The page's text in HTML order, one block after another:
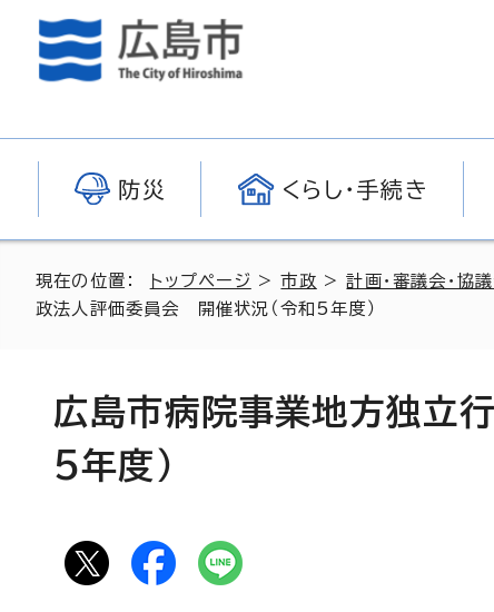
防災 くらし・手続き
現在の位置： トップページ >市政 >計画・審議会・協
政法人評価委員会 開催状況（令和5年度）
広島市病院事業地方独立
5年度）